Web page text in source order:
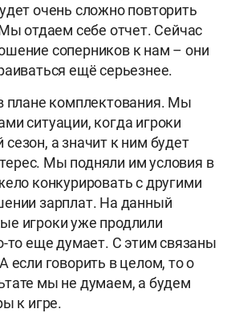
очень сложно повторить
отдаем себе отчет. Сейчас
соперников к нам – они
ещë серьезнее.
плане комплектования. Мы
ситуации, когда игроки
а значит к ним будет
Мы подняли им условия в
конкурировать с другими
зарплат. На данный
игроки уже продлили
то еще думает. С этим связаны
если говорить в целом, то о
мы не думаем, а будем
к игре.